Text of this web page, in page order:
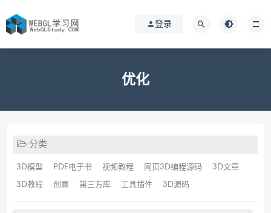
登录
优化
分类
3D模型 PDF电子书 视频教程 网页3D编程源码 3D文章
3D教程 创意 第三方库 工具插件 3D源码